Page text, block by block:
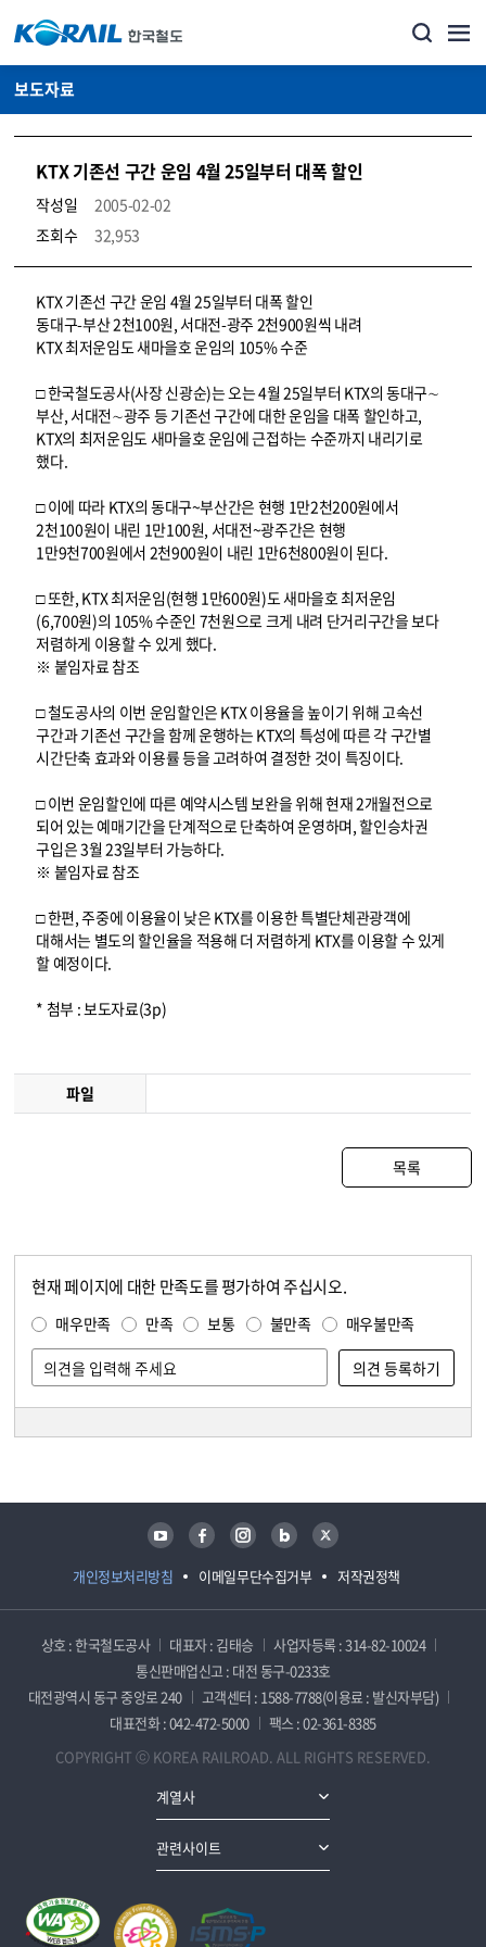
보도자료
KTX 기존선 구간 운임 4월 25일부터 대폭 할인
작성일
2005-02-02
조회수
32,953
뉴스·홍보_보도자료 상세보기 – 내용, 파일, 담당자 연락처로 구성
KTX 기존선 구간 운임 4월 25일부터 대폭 할인
동대구-부산 2천100원, 서대전-광주 2천900원씩 내려
KTX 최저운임도 새마을호 운임의 105% 수준
□ 한국철도공사(사장 신광순)는 오는 4월 25일부터 KTX의 동대구∼
부산, 서대전∼광주 등 기존선 구간에 대한 운임을 대폭 할인하고,
KTX의 최저운임도 새마을호 운임에 근접하는 수준까지 내리기로
했다.
□ 이에 따라 KTX의 동대구~부산간은 현행 1만2천200원에서
2천100원이 내린 1만100원, 서대전~광주간은 현행
1만9천700원에서 2천900원이 내린 1만6천800원이 된다.
□ 또한, KTX 최저운임(현행 1만600원)도 새마을호 최저운임
(6,700원)의 105% 수준인 7천원으로 크게 내려 단거리구간을 보다
저렴하게 이용할 수 있게 했다.
※ 붙임자료 참조
□ 철도공사의 이번 운임할인은 KTX 이용율을 높이기 위해 고속선
구간과 기존선 구간을 함께 운행하는 KTX의 특성에 따른 각 구간별
시간단축 효과와 이용률 등을 고려하여 결정한 것이 특징이다.
□ 이번 운임할인에 따른 예약시스템 보완을 위해 현재 2개월전으로
되어 있는 예매기간을 단계적으로 단축하여 운영하며, 할인승차권
구입은 3월 23일부터 가능하다.
※ 붙임자료 참조
□ 한편, 주중에 이용율이 낮은 KTX를 이용한 특별단체관광객에
대해서는 별도의 할인율을 적용해 더 저렴하게 KTX를 이용할 수 있게
할 예정이다.
* 첨부 : 보도자료(3p)
파일
목록
현재 페이지에 대한 만족도를 평가하여 주십시오.
매우만족 만족 보통 불만족 매우불만족
개인정보처리방침 이메일무단수집거부 저작권정책
유튜브 페이스북 인스타그램 블로그 트위터
상호 : 한국철도공사 대표자 : 김태승
사업자등록 : 314-82-10024
통신판매업신고 : 대전 동구-0233호
대전광역시 동구 중앙로 240
고객센터 : 1588-7788(이용료 : 발신자부담)
대표전화 : 042-472-5000
팩스 : 02-361-8385
COPYRIGHT ⓒ KOREA RAILROAD. ALL RIGHTS RESERVED.
계열사
관련사이트